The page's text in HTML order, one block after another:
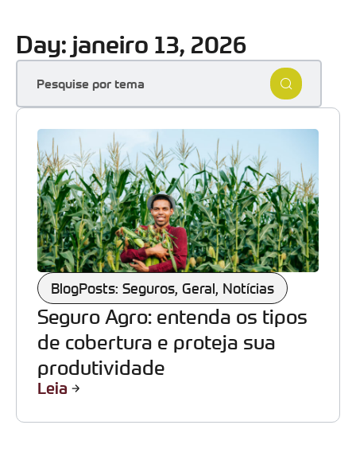
Day: janeiro 13, 2026
BlogPosts: Seguros, Geral, Notícias
Seguro Agro: entenda os tipos
de cobertura e proteja sua
produtividade
Leia